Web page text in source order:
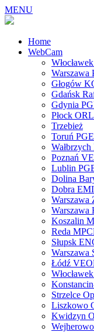
MENU
Home
WebCam
Warszawa
Głogów
Gdańsk
Gdynia
Płock
Trzebież
Toruń PGE
Wałbrzych
Poznań
Lublin
Dolina
Dobra
Warszawa
Warszawa
Koszalin
Reda
Słupsk
Warszawa
Łódź
Strzelce
Liszkowo
Kwidzyn